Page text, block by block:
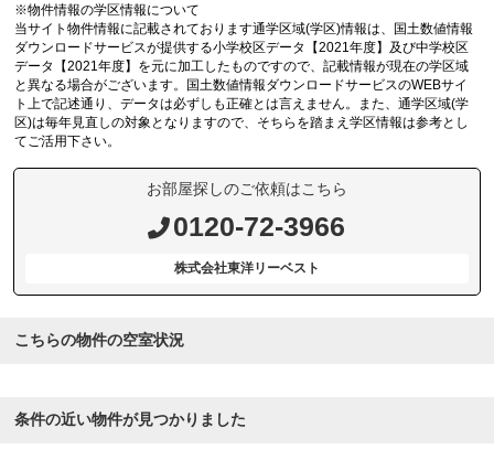
※物件情報の学区情報について
当サイト物件情報に記載されております通学区域(学区)情報は、国土数値情報
ダウンロードサービスが提供する小学校区データ【2021年度】及び中学校区
データ【2021年度】を元に加工したものですので、記載情報が現在の学区域
と異なる場合がございます。国土数値情報ダウンロードサービスのWEBサイ
ト上で記述通り、データは必ずしも正確とは言えません。また、通学区域(学
区)は毎年見直しの対象となりますので、そちらを踏まえ学区情報は参考とし
てご活用下さい。
お部屋探しのご依頼はこちら
0120-72-3966
株式会社東洋リーベスト
こちらの物件の空室状況
条件の近い物件が見つかりました